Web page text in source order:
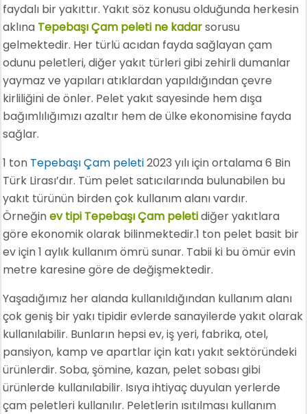
faydalı bir yakıttır. Yakıt söz konusu olduğunda herkesin
aklına Tepebaşı Çam peleti ne kadarsorusu
gelmektedir. Her türlü acıdan fayda sağlayan çam
odunu peletleri, diğer yakıt türleri gibi zehirli dumanlar
yaymaz ve yapıları atıklardan yapıldığından çevre
kirliliğini de önler. Pelet yakıt sayesinde hem dışa
bağımlılığımızı azaltır hem de ülke ekonomisine fayda
sağlar.
1 ton Tepebaşı Çam peleti2023 yılı için ortalama 6 Bin
Türk Lirası’dır. Tüm pelet satıcılarında bulunabilen bu
yakıt türünün birden çok kullanım alanı vardır.
Örneğinev tipi Tepebaşı Çam peletidiğer yakıtlara
göre ekonomik olarak bilinmektedir.1 ton pelet basit bir
ev için 1 aylık kullanım ömrü sunar. Tabii ki bu ömür evin
metre karesine göre de değişmektedir.
Yaşadığımız her alanda kullanıldığından kullanım alanı
çok geniş bir yakı tipidir evlerde sanayilerde yakıt olarak
kullanılabilir. Bunların hepsi ev, iş yeri, fabrika, otel,
pansiyon, kamp ve apartlar için katı yakıt sektöründeki
ürünlerdir. Soba, şömine, kazan, pelet sobası gibi
ürünlerde kullanılabilir. Isıya ihtiyaç duyulan yerlerde
çam peletleri kullanılır. Peletlerin ısıtılması kullanım